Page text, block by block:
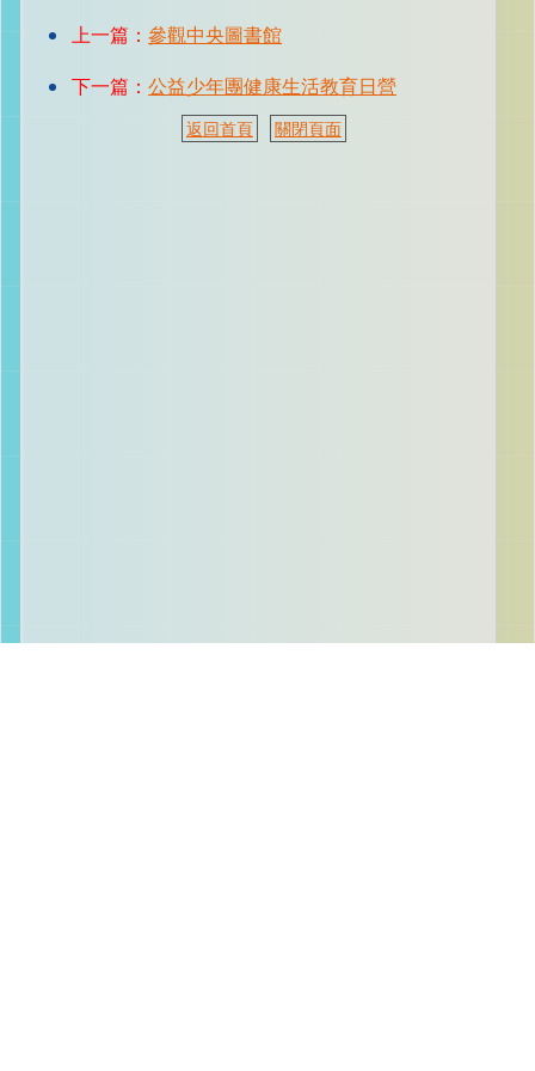
上一篇：參觀中央圖書館
下一篇：公益少年團健康生活教育日營
返回首頁 關閉頁面